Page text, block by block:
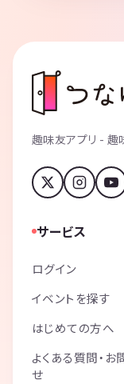
趣味友アプリ - 趣
サービス
ログイン
イベントを探す
はじめての方へ
よくある質問・お
せ